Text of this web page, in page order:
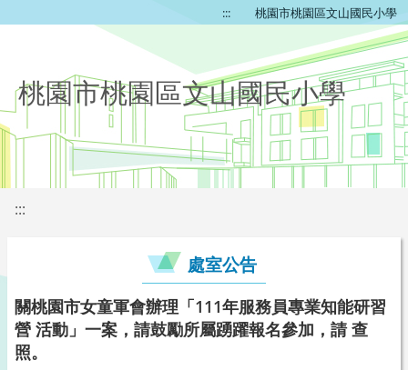
::: 桃園市桃園區文山國民小學
桃園市桃園區文山國民小學
:::
處室公告
關桃園市女童軍會辦理「111年服務員專業知能研習
營 活動」一案，請鼓勵所屬踴躍報名參加，請 查
照。